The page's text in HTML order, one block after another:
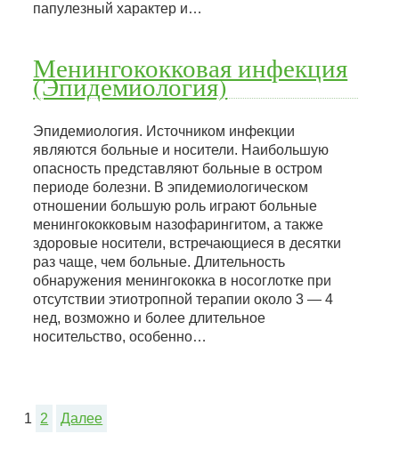
папулезный характер и…
Менингококковая инфекция
(Эпидемиология)
Эпидемиология. Источником инфекции
являются больные и носители. Наибольшую
опасность представляют больные в остром
периоде болезни. В эпидемиологическом
отношении большую роль играют больные
менингококковым назофарингитом, а также
здоровые носители, встречающиеся в десятки
раз чаще, чем больные. Длительность
обнаружения менингококка в носоглотке при
отсутствии этиотропной терапии около 3 — 4
нед, возможно и более длительное
носительство, особенно…
1 2 Далее